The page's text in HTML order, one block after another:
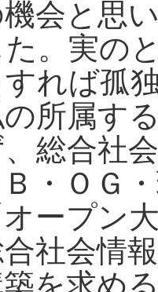
会と思
。実の
すれば孤
所属す
総合社
・ＯＧ
ープン
社会情
を求め